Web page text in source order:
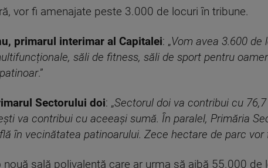
vor fi amenajate peste 3.000 de locuri în tribune.
primarul interimar al Capitalei: „Vom avea 3.600 de
săli de fitness, săli de sport pentru
.”
Sectorului doi: „Sectorul doi va contribui cu
va contribui cu aceeași sumă. În paralel, Primăria
în vecinătatea patinoarului. Zece hectare de parc
sală polivalentă care ar urma să aibă 55.000 de